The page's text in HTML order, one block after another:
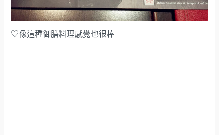
♡像這種御膳料理感覺也很棒